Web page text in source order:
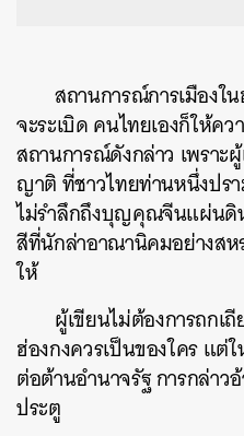
สถานการณ์การเมืองใ
จะระเบิด คนไทยเองก็ให้ค
สถานการณ์ดังกล่าว เพราะ
ญาติ ที่ชาวไทยท่านหนึ่งปร
ไม่รำลึกถึงบุญคุณจีนแผ่นดิ
สีที่นักล่าอาณานิคมอย่างส
ให้
ผู้เขียนไม่ต้องการถกเ
ฮ่องกงควรเป็นของใคร แต่
ต่อต้านอำนาจรัฐ การกล่าว
ประตู